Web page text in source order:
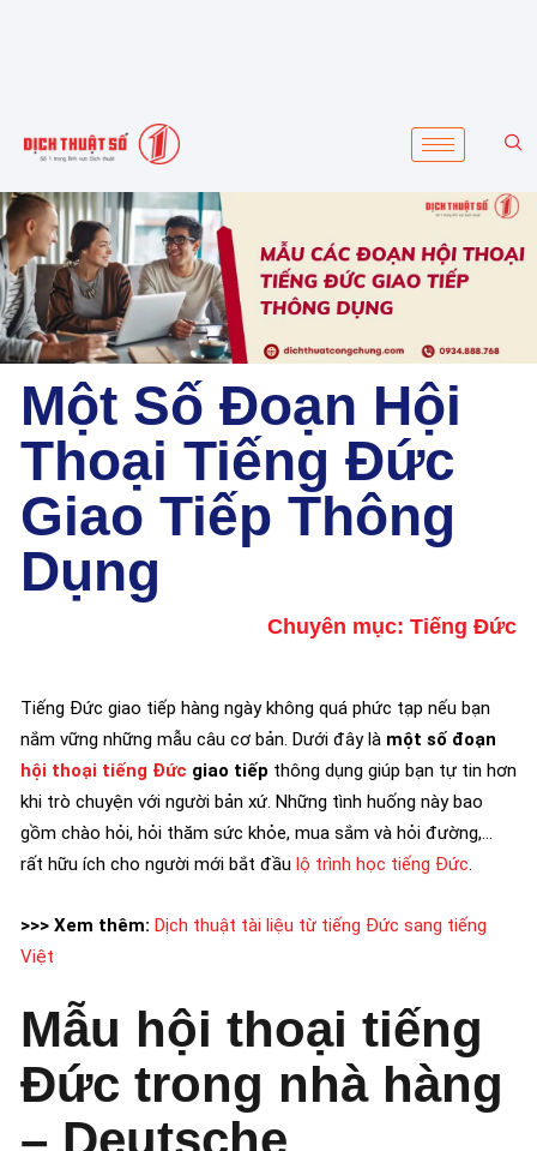
Một Số Đoạn Hội
Thoại Tiếng Đức
Giao Tiếp Thông
Dụng
Chuyên mục: Tiếng Đức
Tiếng Đức giao tiếp hàng ngày không quá phức tạp nếu bạn
nắm vững những mẫu câu cơ bản. Dưới đây là một số đoạn
hội thoại tiếng Đức giao tiếp thông dụng giúp bạn tự tin hơn
khi trò chuyện với người bản xứ. Những tình huống này bao
gồm chào hỏi, hỏi thăm sức khỏe, mua sắm và hỏi đường,…
rất hữu ích cho người mới bắt đầu lộ trình học tiếng Đức.
>>> Xem thêm: Dịch thuật tài liệu từ tiếng Đức sang tiếng
Việt
Mẫu hội thoại tiếng
Đức trong nhà hàng
– Deutsche